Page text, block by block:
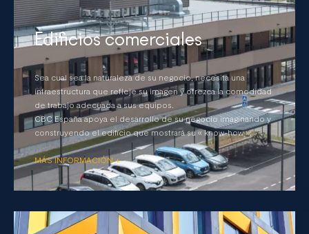
Edificios comerciales
Sea cual sea la naturaleza de su negocio, necesita una
infraestructura que refleje su imagen y ofrezca la comodidad
de trabajo adecuada a sus equipos.
CBC España apoya el desarrollo de su negocio imaginando y
construyendo el edificio que mostrará su « know-how ».
MÁS INFORMACIÓN +